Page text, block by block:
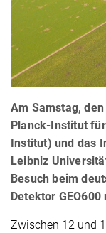
Am Samstag,
Planck-Institut
Institut) und das
Leibniz
Besuch beim
Detektor
Zwischen 12 und